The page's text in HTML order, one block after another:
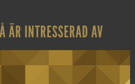
ÄR INTRESSERAD AV